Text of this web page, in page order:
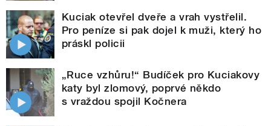
Kuciak otevřel dveře a vrah vystřelil.
Pro peníze si pak dojel k muži, který ho
práskl policii
„Ruce vzhůru!“ Budíček pro Kuciakovy
katy byl zlomový, poprvé někdo
s vraždou spojil Kočnera